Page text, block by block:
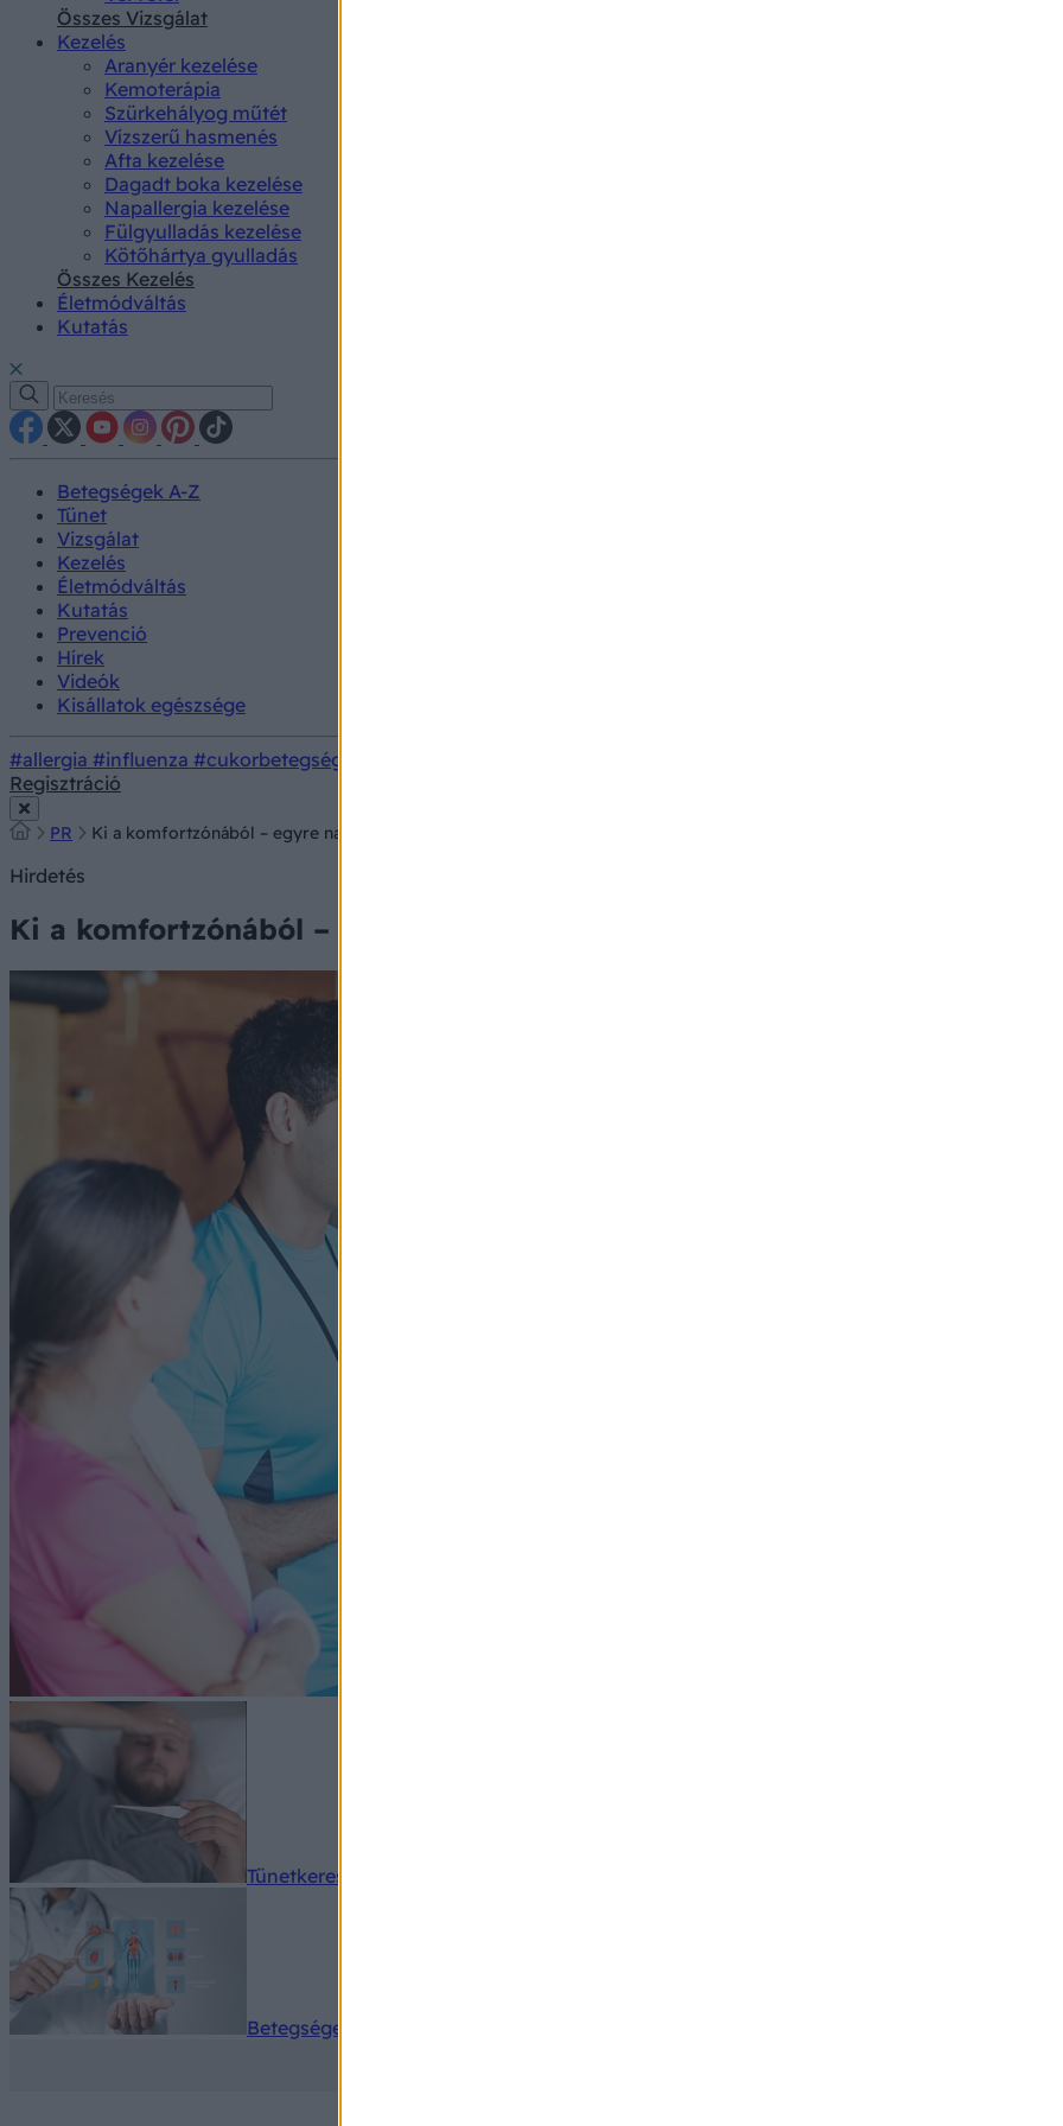
Összes Vizsgálat
Kezelés
Aranyér kezelése
Kemoterápia
Szürkehályog műtét
Vízszerű hasmenés
Afta kezelése
Dagadt boka kezelése
Napallergia kezelése
Fülgyulladás kezelése
Kötőhártya gyulladás
Összes Kezelés
Életmódváltás
Kutatás
Betegségek A-Z
Tünet
Vizsgálat
Kezelés
Életmódváltás
Kutatás
Prevenció
Hírek
Videók
Kisállatok egészsége
#allergia #influenza #cukorbetegség
Regisztráció
PR Ki a komfortzónából – egyre nagyobb az igény a sporttal, életmóddal foglalkozó szakemberekre
Hirdetés
Ki a komfortzónából – egyre nagyobb az igény a sporttal, életmóddal
Tünetkereső
Betegségek A-Z